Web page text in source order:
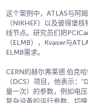
这个案例中，ATLAS与阿
（NIKHEF）以及彼得堡
线节点。研究员们把
（ELMB），Kvaser与
ELMB需求。
CERN的赫尔弗莱德.伯克
（DCS）项目，他表示：
量一次）的参数，例如电
复杂设备的运行参数、切